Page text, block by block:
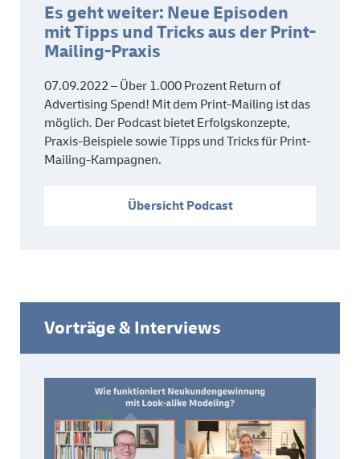
Es geht weiter: Neue Episoden
mit Tipps und Tricks aus der Print-
Mailing-Praxis
07.09.2022 – Über 1.000 Prozent Return of
Advertising Spend! Mit dem Print-Mailing ist das
möglich. Der Podcast bietet Erfolgskonzepte,
Praxis-Beispiele sowie Tipps und Tricks für Print-
Mailing-Kampagnen.
Übersicht Podcast
Vorträge & Interviews